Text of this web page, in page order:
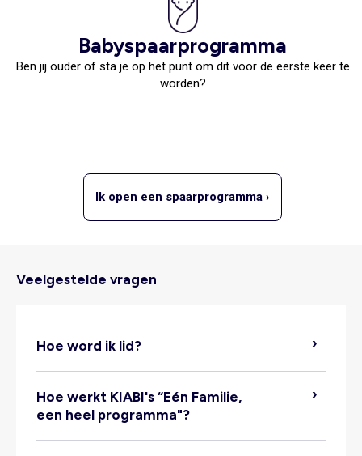
Babyspaarprogramma
Ben jij ouder of sta je op het punt om dit voor de eerste keer te
worden?
Ik open een spaarprogramma ›
Veelgestelde vragen
Hoe word ik lid?
Hoe werkt KIABI's “Eén Familie,
een heel programma"?